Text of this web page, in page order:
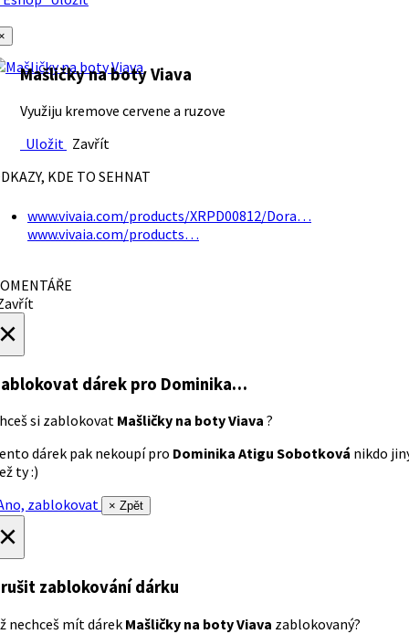
Mašličky na boty Viava
Využiju kremove cervene a ruzove
Uložit Zavřít
KDE TO SEHNAT
www.vivaia.com/products/XRPD00812/Dora…
www.vivaia.com/products…
dárek pro Dominika…
si zablokovat Mašličky na boty Viava ?
dárek pak nekoupí pro Dominika Atigu Sobotková nikdo
ty :)
zablokovat
× Zpět
zablokování dárku
nechceš mít dárek Mašličky na boty Viava zablokovaný?